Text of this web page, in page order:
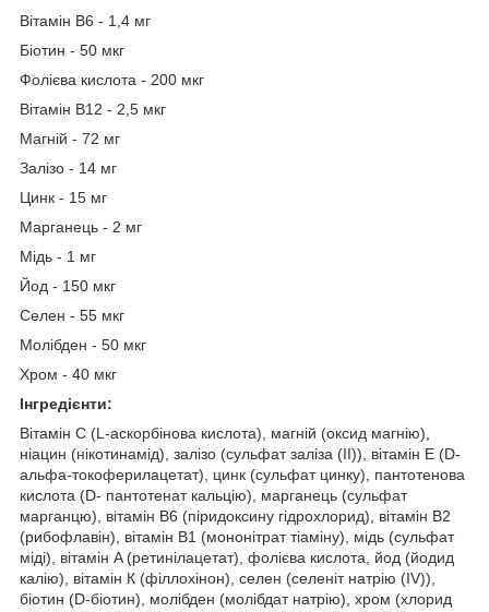
Вітамін B6 - 1,4 мг
Біотин - 50 мкг
Фолієва кислота - 200 мкг
Вітамін B12 - 2,5 мкг
Магній - 72 мг
Залізо - 14 мг
Цинк - 15 мг
Марганець - 2 мг
Мідь - 1 мг
Йод - 150 мкг
Селен - 55 мкг
Молібден - 50 мкг
Хром - 40 мкг
Інгредієнти:
Вітамін С (L-аскорбінова кислота), магній (оксид магнію),
ніацин (нікотинамід), залізо (сульфат заліза (II)), вітамін Е (D-
альфа-токоферилацетат), цинк (сульфат цинку), пантотенова
кислота (D- пантотенат кальцію), марганець (сульфат
марганцю), вітамін B6 (піридоксину гідрохлорид), вітамін B2
(рибофлавін), вітамін B1 (мононітрат тіаміну), мідь (сульфат
міді), вітамін A (ретинілацетат), фолієва кислота, йод (йодид
калію), вітамін К (філлохінон), селен (селеніт натрію (IV)),
біотин (D-біотин), молібден (молібдат натрію), хром (хлорид